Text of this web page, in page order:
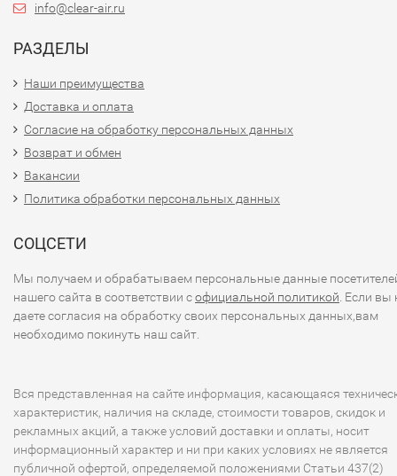
info@clear-air.ru
РАЗДЕЛЫ
Наши преимущества
Доставка и оплата
Согласие на обработку персональных данных
Возврат и обмен
Вакансии
Политика обработки персональных данных
СОЦСЕТИ
Мы получаем и обрабатываем персональные данные
нашего сайта в соответствии софициальной политикой . Если вы
даете согласия на обработку своих персональных данных,вам
необходимо покинуть наш сайт.
Вся представленная на сайте информация, касающаяся
характеристик, наличия на складе, стоимости товаров, скидок и
рекламных акций, а также условий доставки и оплаты, носит
информационный характер и ни при каких условиях не является
публичной офертой, определяемой положениями Статьи 437(2)